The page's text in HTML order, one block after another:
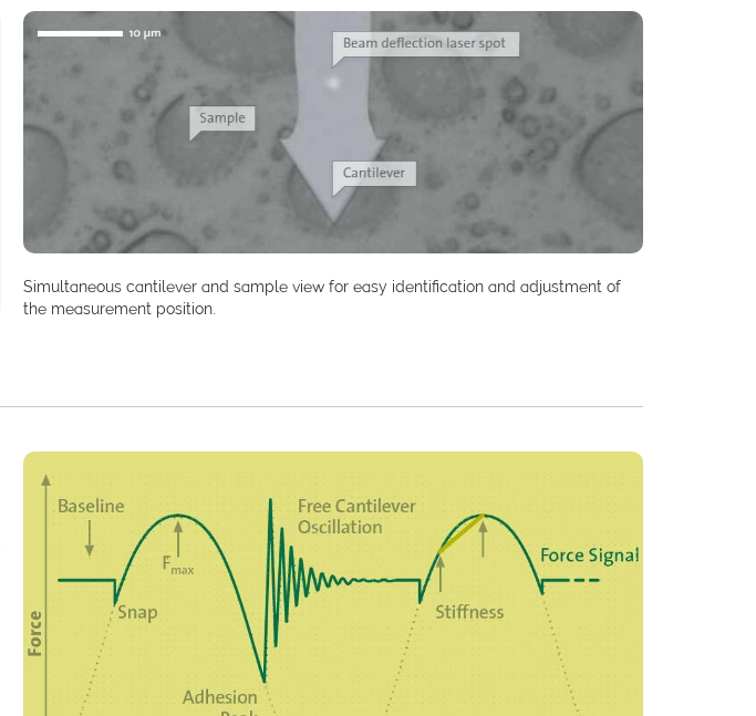
Simultaneous cantilever and sample view for easy identification and adjustment of
the measurement position.